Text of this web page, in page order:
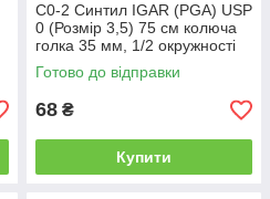
С0-2 Синтил IGAR (PGA) USP
0 (Розмір 3,5) 75 см колюча
голка 35 мм, 1/2 окружності
Готово до відправки
68 ₴
Купити